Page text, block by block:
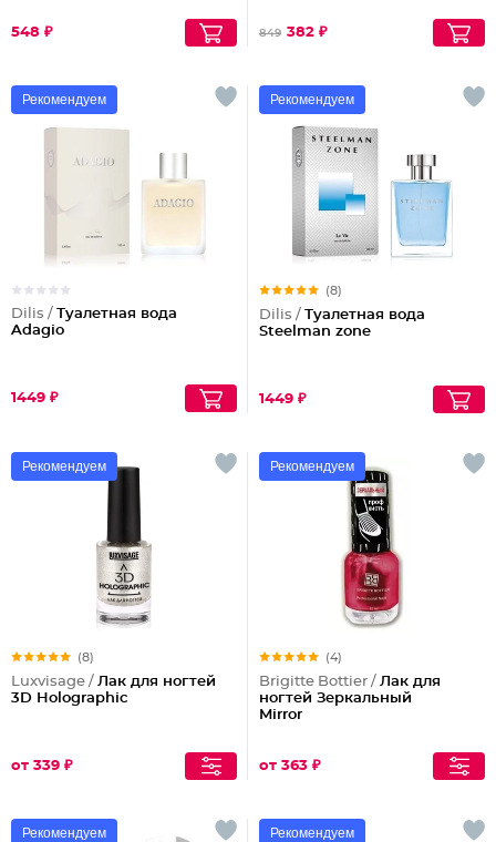
548 ₽ 849 382 ₽
Рекомендуем
Dilis / Туалетная вода
Adagio
1449 ₽
Рекомендуем
(8)
Dilis / Туалетная вода
Steelman zone
1449 ₽
Рекомендуем
(8)
Luxvisage / Лак для ногтей
3D Holographic
от 339 ₽
Рекомендуем
(4)
Brigitte Bottier / Лак для
ногтей Зеркальный
Mirror
от 363 ₽
Рекомендуем Рекомендуем